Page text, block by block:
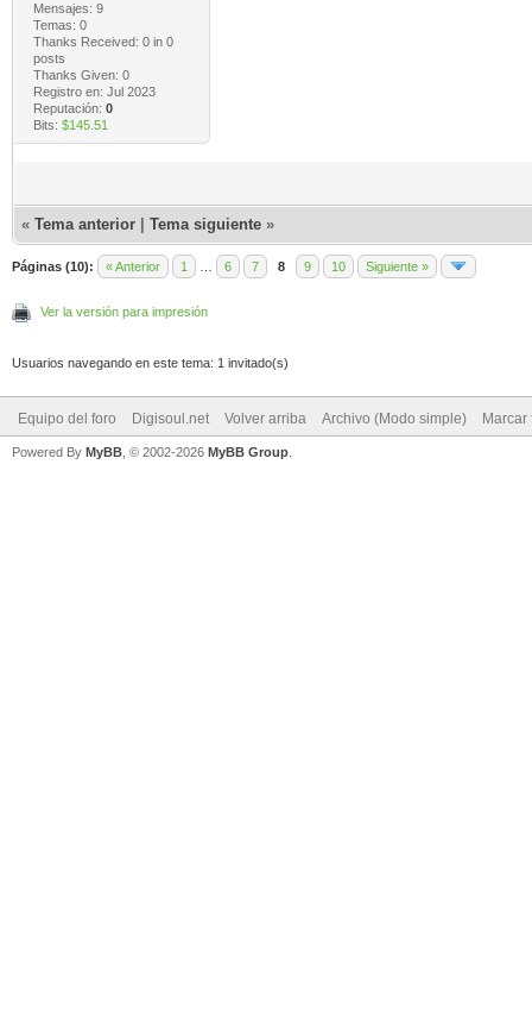
Mensajes: 9
Temas: 0
Thanks Received: 0in 0
posts
Thanks Given: 0
Registro en: Jul 2023
Reputación: 0
Bits: $145.51
« Tema anterior Tema siguiente »
Páginas (10): « Anterior 1 6 7 8 9 10 Siguiente »
Ver la versión para impresión
Usuarios navegando en este tema: 1 invitado(s)
Equipo del foro Digisoul.net Volver arriba Archivo (Modo simple) Marcar
Powered By MyBB , © 2002-2026 MyBB Group